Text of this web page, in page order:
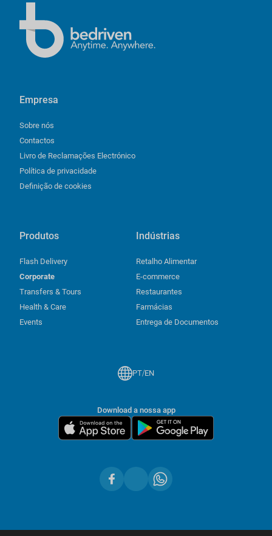
Empresa
Sobre nós
Contactos
Livro de Reclamações Electrónico
Política de privacidade
Definição de cookies
Produtos
Flash Delivery
Corporate
Transfers & Tours
Health & Care
Events
Indústrias
Retalho Alimentar
E-commerce
Restaurantes
Farmácias
Entrega de Documentos
PT/EN
Download a nossa app